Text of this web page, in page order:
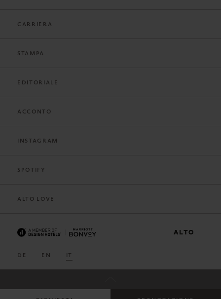
CARRIERA
STAMPA
EDITORIALE
ACCONTO
INSTAGRAM
SPOTIFY
ALTO LOVE
DE EN IT